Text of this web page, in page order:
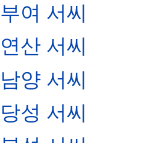
부여 서씨
연산 서씨
남양 서씨
당성 서씨